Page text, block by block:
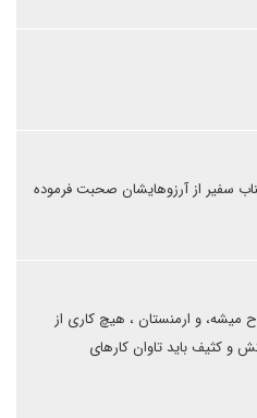
سفیر از آرزوهایشان صحبت فرموده
میشه، و ارمنستان ، هیچ کاری از
و کثیف باید تاوان کارهای